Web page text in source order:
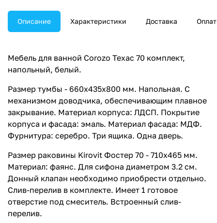
Описание Характеристики Доставка
Мебель для ванной Corozo Техас 70 комплект,
напольный, белый.
Размер тумбы - 660x435x800 мм. Напольная. С
механизмом доводчика, обеспечивающим плавное
закрывание. Материал корпуса: ЛДСП. Покрытие
корпуса и фасада: эмаль. Материал фасада: МДФ.
Фурнитура: серебро. Три ящика. Одна дверь.
Размер раковины Kirovit Фостер 70 - 710x465 мм.
Материал: фаянс. Для сифона диаметром 3.2 см.
Донный клапан необходимо приобрести отдельно.
Слив-перелив в комплекте. Имеет 1 готовое
отверстие под смеситель. Встроенный слив-
перелив.